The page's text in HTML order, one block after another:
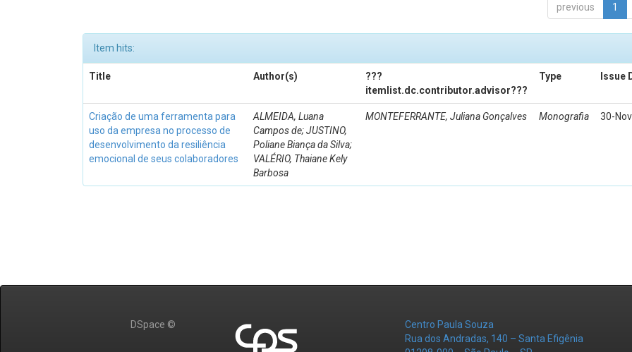
previous 1
Item hits:
Title Author(s)
???
itemlist.dc.contributor.advisor???
Type Issue
Criação de uma ferramenta para
uso da empresa no processo de
desenvolvimento da resiliência
emocional de seus colaboradores
ALMEIDA, Luana
Campos de; JUSTINO,
Poliane Biança da Silva;
VALÉRIO, Thaiane Kely
Barbosa
MONTEFERRANTE, Juliana Gonçalves Monografia 30-
DSpace ©
Centro Paula Souza
Rua dos Andradas, 140 – Santa Efigênia